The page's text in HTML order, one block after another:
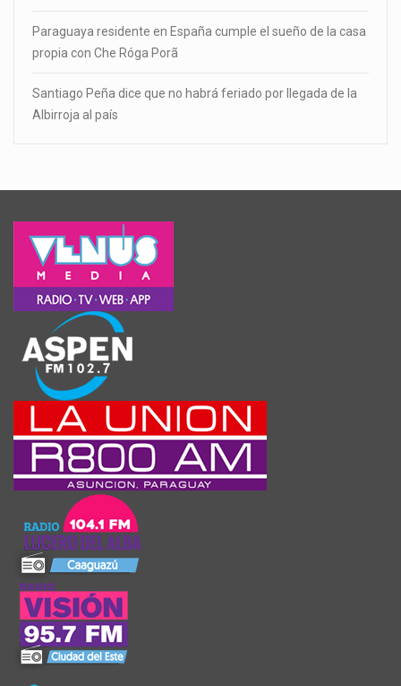
Paraguaya residente en España cumple el sueño de la casa
propia con Che Róga Porã
Santiago Peña dice que no habrá feriado por llegada de la
Albirroja al país